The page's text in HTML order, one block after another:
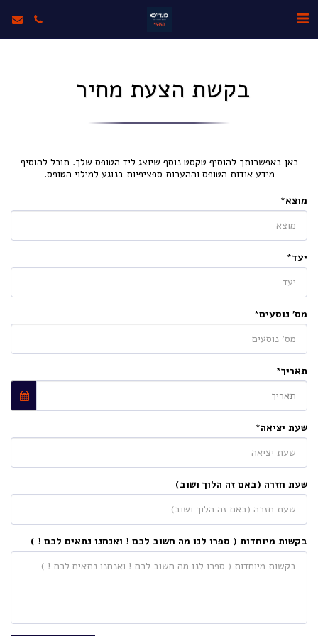
בקשת הצעת מחיר
כאן באפשרותך להוסיף טקסט נוסף שיוצג ליד הטופס שלך. תוכל להוסיף
מידע אודות הטופס וההערות ספציפיות בנוגע למילוי הטופס.
מוצא*
יעד*
מס' נוסעים*
תאריך*
תאריך
שעת יציאה*
שעת חזרה (באם זה הלוך ושוב)
בקשות מיוחדות ( ספרו לנו מה חשוב לכם ! ואנחנו נתאים לכם ! )